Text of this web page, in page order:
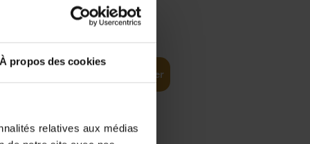
À propos des cookies
relatives aux médias
world 29,99
Ajouter au panier